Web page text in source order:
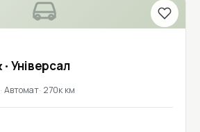
· Універсал
Автомат 270к км